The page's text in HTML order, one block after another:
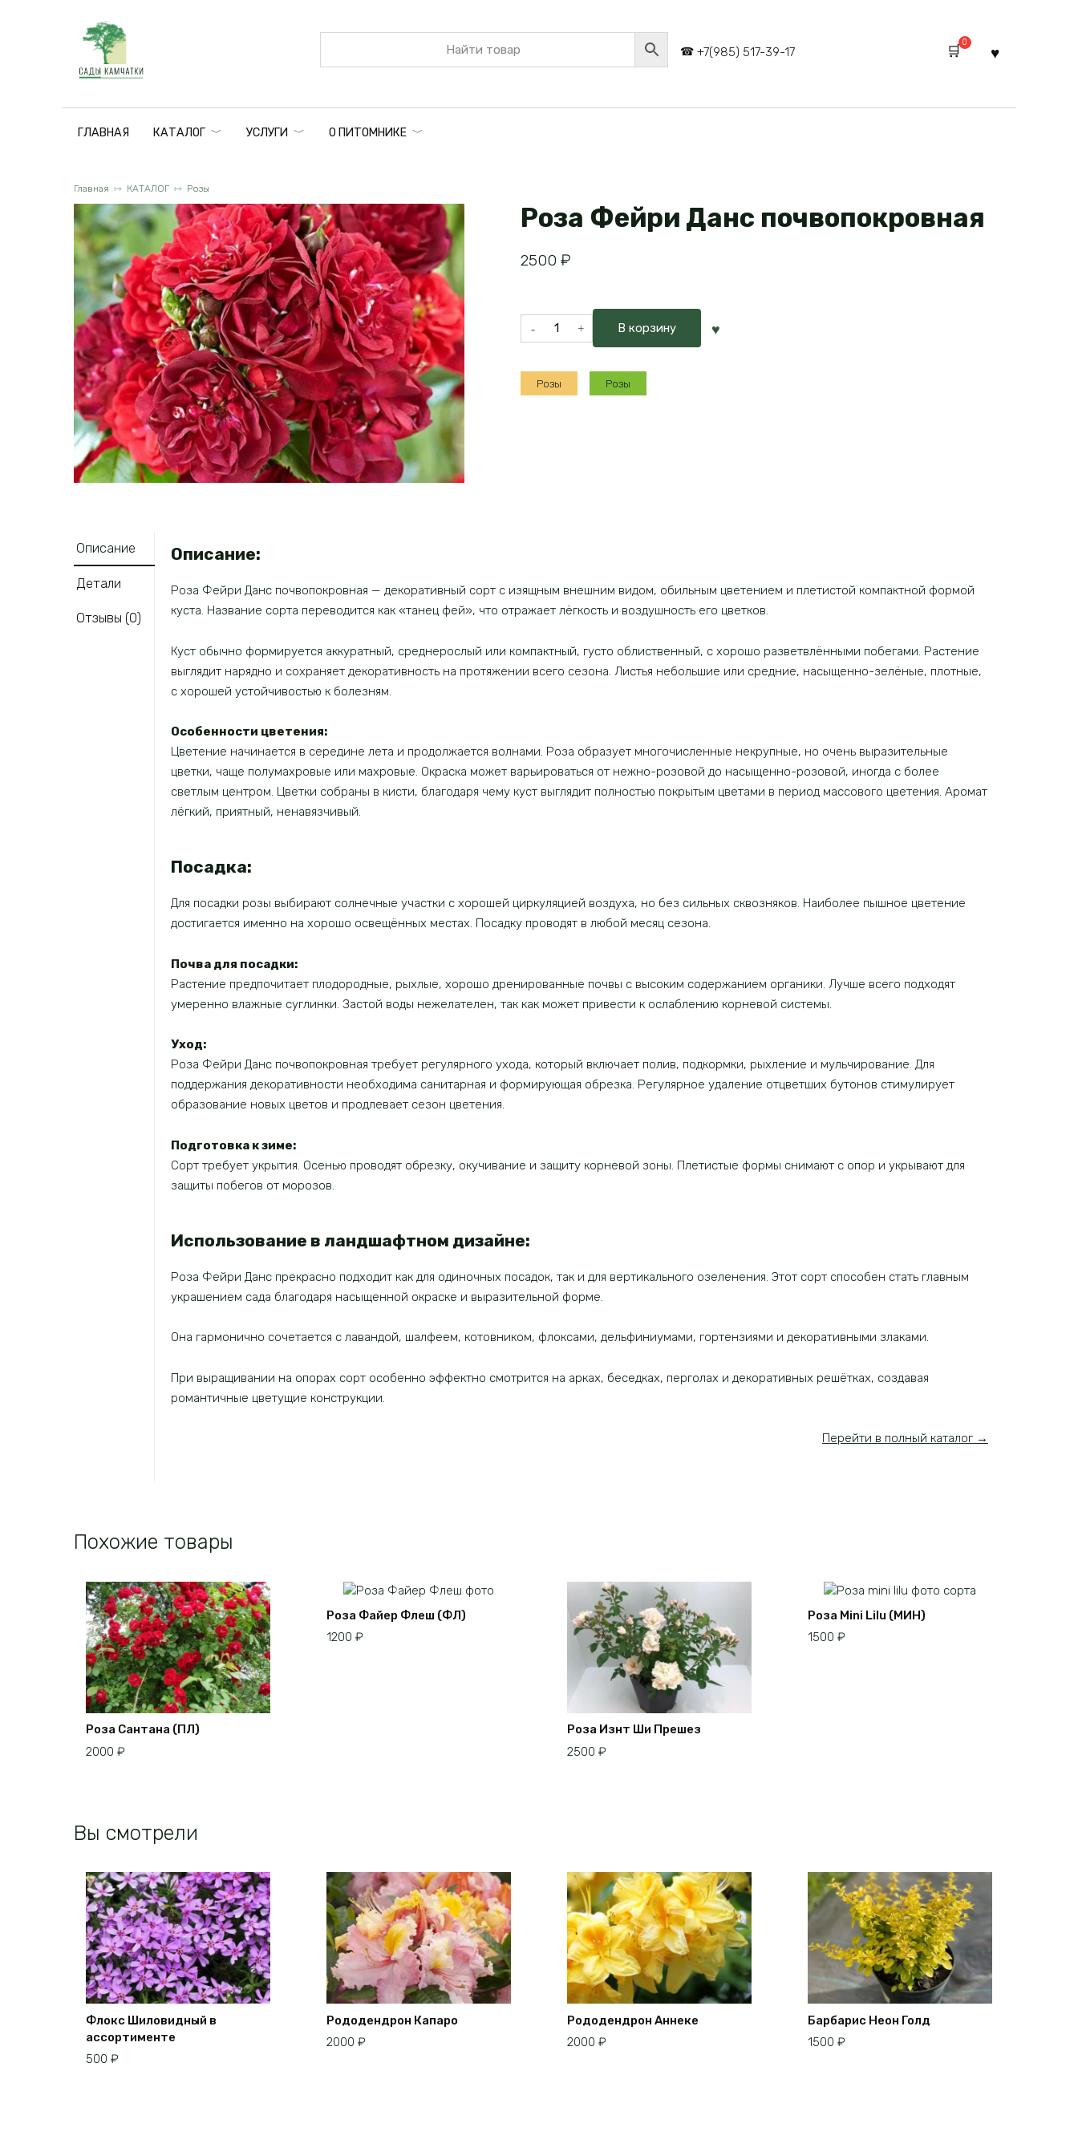
+7(985) 517-39-17
0
ГЛАВНАЯ КАТАЛОГ УСЛУГИ О ПИТОМНИКЕ
Главная КАТАЛОГ Розы
Роза Фейри Данс почвопокровная
2500₽
Количество
товара
Фейри
Данс
В корзину
Розы Розы
Описание
Детали
Отзывы (0)
Описание:
Роза Фейри Данс почвопокровная — декоративный сорт с изящным внешним видом, обильным цветением и плетистой компактной формой
куста. Название сорта переводится как «танец фей», что отражает лёгкость и воздушность его цветков.
Куст обычно формируется аккуратный, среднерослый или компактный, густо облиственный, с хорошо разветвлёнными побегами. Растение
выглядит нарядно и сохраняет декоративность на протяжении всего сезона. Листья небольшие или средние, насыщенно-зелёные, плотные,
с хорошей устойчивостью к болезням.
Особенности цветения:
Цветение начинается в середине лета и продолжается волнами. Роза образует многочисленные некрупные, но очень выразительные
цветки, чаще полумахровые или махровые. Окраска может варьироваться от нежно-розовой до насыщенно-розовой, иногда с более
светлым центром. Цветки собраны в кисти, благодаря чему куст выглядит полностью покрытым цветами в период массового цветения. Аромат
лёгкий, приятный, ненавязчивый.
Посадка:
Для посадки розы выбирают солнечные участки с хорошей циркуляцией воздуха, но без сильных сквозняков. Наиболее пышное цветение
достигается именно на хорошо освещённых местах. Посадку проводят в любой месяц сезона.
Почва для посадки:
Растение предпочитает плодородные, рыхлые, хорошо дренированные почвы с высоким содержанием органики. Лучше всего подходят
умеренно влажные суглинки. Застой воды нежелателен, так как может привести к ослаблению корневой системы.
Уход:
Роза Фейри Данс почвопокровная требует регулярного ухода, который включает полив, подкормки, рыхление и мульчирование. Для
поддержания декоративности необходима санитарная и формирующая обрезка. Регулярное удаление отцветших бутонов стимулирует
образование новых цветов и продлевает сезон цветения.
Подготовка к зиме:
Сорт требует укрытия. Осенью проводят обрезку, окучивание и защиту корневой зоны. Плетистые формы снимают с опор и укрывают для
защиты побегов от морозов.
Использование в ландшафтном дизайне:
Роза Фейри Данс прекрасно подходит как для одиночных посадок, так и для вертикального озеленения. Этот сорт способен стать главным
украшением сада благодаря насыщенной окраске и выразительной форме.
Она гармонично сочетается с лавандой, шалфеем, котовником, флоксами, дельфиниумами, гортензиями и декоративными злаками.
При выращивании на опорах сорт особенно эффектно смотрится на арках, беседках, перголах и декоративных решётках, создавая
романтичные цветущие конструкции.
Перейти в полный каталог →
Похожие товары
Роза Сантана (ПЛ)
2000 ₽
Роза Файер Флеш (ФЛ)
1200 ₽
Роза Изнт Ши Прешез
2500 ₽
Роза Mini Lilu (МИН)
1500 ₽
Вы смотрели
Флокс Шиловидный в
ассортименте
500 ₽
Рододендрон Капаро
2000 ₽
Рододендрон Аннеке
2000 ₽
Барбарис Неон Голд
1500 ₽